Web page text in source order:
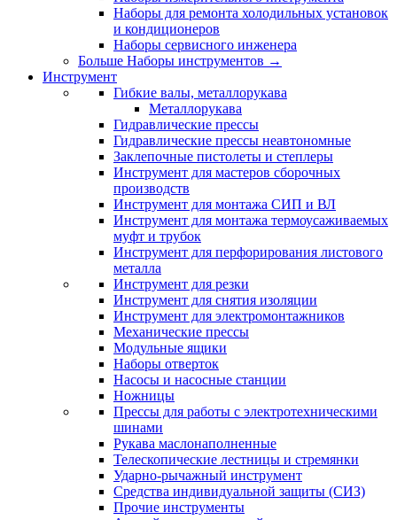
Наборы для ремонта холодильных установок
и кондиционеров
Наборы сервисного инженера
Больше Наборы инструментов →
Инструмент
Гибкие валы, металлорукава
Металлорукава
Гидравлические прессы
Гидравлические прессы неавтономные
Заклепочные пистолеты и степлеры
Инструмент для мастеров сборочных
производств
Инструмент для монтажа СИП и ВЛ
Инструмент для монтажа термоусаживаемых
муфт и трубок
Инструмент для перфорирования листового
металла
Инструмент для резки
Инструмент для снятия изоляции
Инструмент для электромонтажников
Механические прессы
Модульные ящики
Наборы отверток
Насосы и насосные станции
Ножницы
Прессы для работы с электротехническими
шинами
Рукава маслонаполненные
Телескопические лестницы и стремянки
Ударно-рычажный инструмент
Средства индивидуальной защиты (СИЗ)
Прочие инструменты